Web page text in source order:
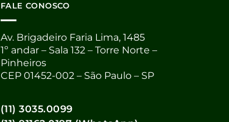
FALE CONOSCO
Av. Brigadeiro Faria Lima, 1485
1º andar – Sala 132 – Torre Norte –
Pinheiros
CEP 01452-002 – São Paulo – SP
(11) 3035.0099